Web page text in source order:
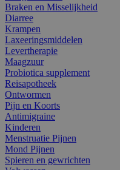
Braken en Misselijkheid
Diarree
Krampen
Laxeeringsmiddelen
Levertherapie
Maagzuur
Probiotica supplement
Reisapotheek
Ontwormen
Pijn en Koorts
Antimigraine
Kinderen
Menstruatie Pijnen
Mond Pijnen
Spieren en gewrichten